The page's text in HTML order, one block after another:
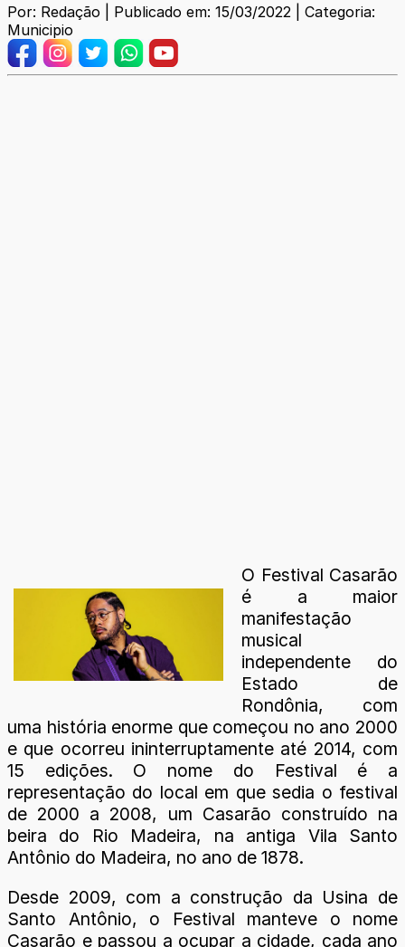
Por: Redação | Publicado em: 15/03/2022 | Categoria:
Municipio
O Festival Casarão
é a maior
manifestação
musical
independente do
Estado de
Rondônia, com
uma história enorme que começou no ano 2000
e que ocorreu ininterruptamente até 2014, com
15 edições. O nome do Festival é a
representação do local em que sedia o festival
de 2000 a 2008, um Casarão construído na
beira do Rio Madeira, na antiga Vila Santo
Antônio do Madeira, no ano de 1878.
Desde 2009, com a construção da Usina de
Santo Antônio, o Festival manteve o nome
Casarão e passou a ocupar a cidade, cada ano